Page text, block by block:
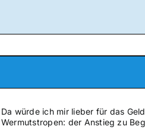
Da würde ich mir lieber für das
Wermutstropen: der Anstieg zu